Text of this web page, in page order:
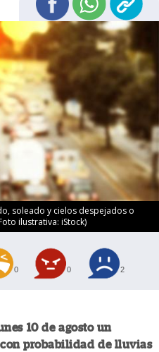
soleado y cielos despejados o
ilustrativa: iStock)
0 0 2
10 de agosto un
probabilidad de lluvias